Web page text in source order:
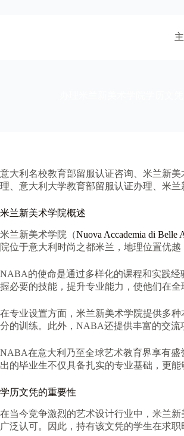
意大利名校教育部留服认证咨询、米兰新
理、意大利大学教育部留服认证办理、米
米兰新美术学院概述
米兰新美术学院（Nuova Accademia di Belle
院位于意大利时尚之都米兰，地理位置优
NABA的使命是通过多样化的课程和实践
握必要的技能，提升专业能力，使他们在全
在专业设置方面，米兰新美术学院提供多
分的训练。此外，NABA还提供丰富的交流
NABA在意大利乃至全球艺术教育界享有
出的毕业生不仅具备扎实的专业基础，更
学历文凭的重要性
在当今竞争激烈的艺术设计行业中，米兰
广泛认可。因此，持有该文凭的学生在求